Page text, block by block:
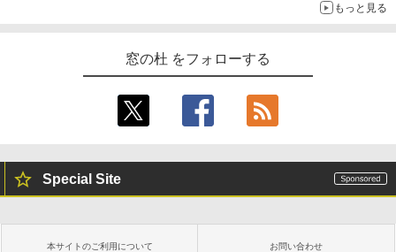
もっと見る
窓の杜 をフォローする
Special Site
本サイトのご利用について お問い合わせ